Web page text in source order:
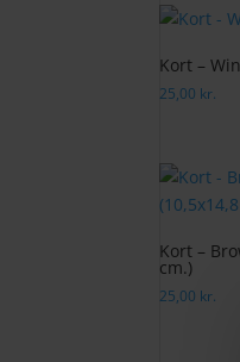
Kort –
25,00 kr.
Kort –
cm.)
25,00 kr.